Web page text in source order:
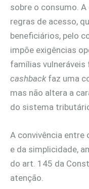
sobre o consumo.
regras de acesso,
beneficiários, pelo
impõe exigências
famílias
cashbackfaz uma
mas não altera a
do sistema
A convivência
e da simplicidade,
do art. 145 da
atenção.